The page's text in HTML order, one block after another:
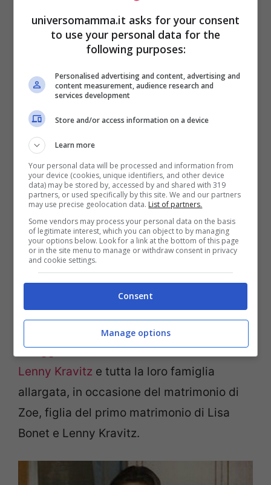
LEGGI ANCHE:RICONOSCETE QUESTO
BEL BAMBINO? OGGI è IL SEX SYMBOL
PIU’ AMATO D’ITALIA
Attore noto per la sua grande fisicità e
prestanza (è alto 1,93 cm), è di religione
buddista e ha persino compiuto un viaggio
spirituale in Tibet, quando era più
giovane. Ha definito proprio questo
viaggio “la sua migliore esperienza di vita
Ora però ha smesso di viaggiare così tanto
e si gode la sua bella famiglia e il
Di recente sono uscitele immagini che
ritraggono Momoa insieme al cantante
Lenny Kravitz e tutta la loro famiglia
allargata, in occasione del matrimonio di
Zoe, figlia del primo matrimonio di Lisa
Bonet e Lenny Kravitz.
universomamma.it asks for your consent
to use your personal data for the
following purposes:
Personalised advertising and content, advertising and
content measurement, audience research and
services development
Store and/or access information on a device
Learn more
Your personal data will be processed and information from
your device (cookies, unique identifiers, and other device
data) may be stored by, accessed by and shared with 319
partners, or used specifically by this site. We and our partners
may use precise geolocation data. List of partners.
Some vendors may process your personal data on the basis
of legitimate interest, which you can object to by managing
your options below. Look for a link at the bottom of this page
or in the site menu to manage or withdraw consent in privacy
and cookie settings.
Consent
Manage options